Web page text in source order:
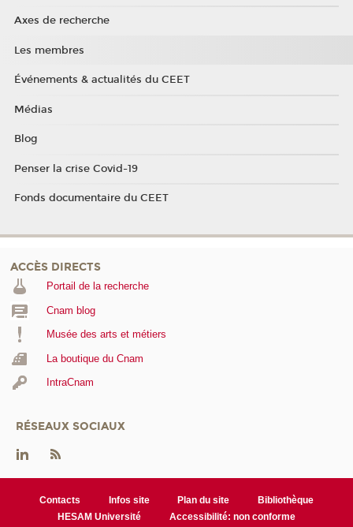
Axes de recherche
Les membres
Événements & actualités du CEET
Médias
Blog
Penser la crise Covid-19
Fonds documentaire du CEET
ACCÈS DIRECTS
Portail de la recherche
Cnam blog
Musée des arts et métiers
La boutique du Cnam
IntraCnam
RÉSEAUX SOCIAUX
Contacts Infos site Plan du site
Bibliothèque
HESAM Université
Accessibilité: non conforme